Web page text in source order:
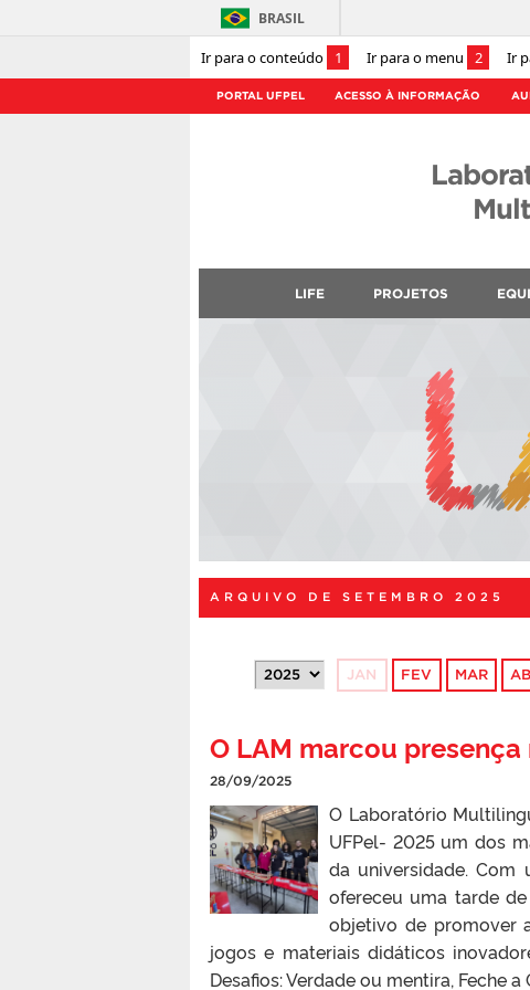
Ir para o conteúdo 1 Ir para o menu 2 Ir
BRASIL
PORTAL UFPEL ACESSO À INFORMAÇÃO
LIFE PROJETOS
ARQUIVO DE SETEMBRO 2025
JAN FEV MAR
O LAM marcou
28/09/2025
O Laboratório
UFPel- 2025 um dos
da universidade.
ofereceu uma tarde
objetivo de promover
jogos e materiais didáticos
Desafios: Verdade ou mentira, Feche a